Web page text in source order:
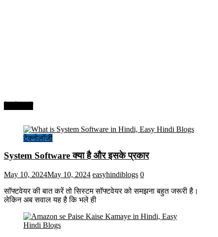
टेक्नोलॉजी
System Software क्या है और इसके प्रकार
May 10, 2024May 10, 2024 easyhindiblogs 0
सॉफ्टवेयर की बात करें तो सिस्टम सॉफ्टवेयर को समझना बहुत जरूरी है।
लेकिन अब सवाल यह है कि भले ही